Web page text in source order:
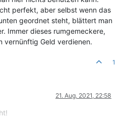
perfekt, aber selbst wenn das
geordnet steht, blättert man
Immer dieses rumgemeckere,
vernünftig Geld verdienen.
1
21. Aug. 2021, 22:58